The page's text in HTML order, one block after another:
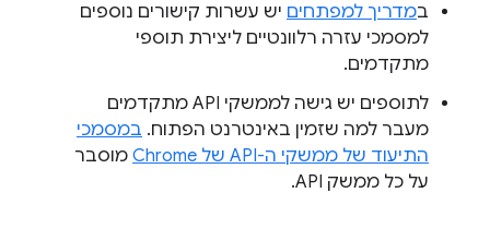
במדריך למפתחים יש עשרות קישורים נוספים
למסמכי עזרה רלוונטיים ליצירת תוספי
מתקדמים.
לתוספים יש גישה לממשקי API מתקדמים
מעבר למה שזמין באינטרנט הפתוח. במסמכי
התיעוד של ממשקי ה-API של Chrome
מוסבר
על כל ממשק API.